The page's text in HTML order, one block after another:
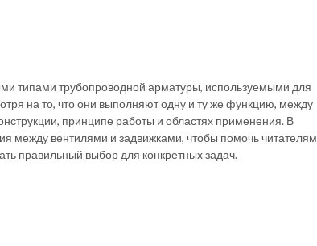
типами трубопроводной арматуры, используемыми для
на то, что они выполняют одну и ту же функцию, между
принципе работы и областях применения. В
между вентилями и задвижками, чтобы помочь читателям
правильный выбор для конкретных задач.